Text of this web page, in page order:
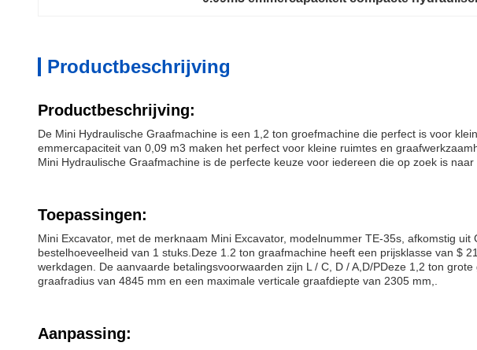
Productbeschrijving
Productbeschrijving:
De Mini Hydraulische Graafmachine is een 1,2 ton groefmachine die perfect is voor
emmercapaciteit van 0,09 m3 maken het perfect voor kleine ruimtes en
Mini Hydraulische Graafmachine is de perfecte keuze voor iedereen die op zoek is
Toepassingen:
Mini Excavator, met de merknaam Mini Excavator, modelnummer TE-35s, afkomstig
bestelhoeveelheid van 1 stuks.Deze 1.2 ton graafmachine heeft een prijsklasse van $
werkdagen. De aanvaarde betalingsvoorwaarden zijn L / C, D / A,D/PDeze 1,2 ton
graafradius van 4845 mm en een maximale verticale graafdiepte van 2305 mm,.
Aanpassing: